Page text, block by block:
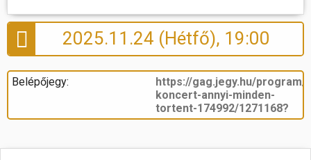
2025.11.24 (Hétfő), 19:00
Belépőjegy:
https://gag.jegy.hu/program/
koncert-annyi-minden-
tortent-174992/1271168?